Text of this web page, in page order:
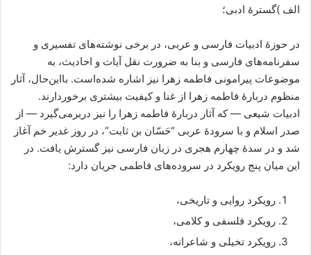
الف )گسترهٔ ادبی؛
در حوزهٔ ادبیات فارسی و عربی، در برخی نوشته‌های تفسیری و
سفرنامه‌های فارسی و بنا به ضرورت نقل آیات و احادیث، به
موضوعات پیرامونی فاطمه زهرا نیز اشاره شده‌است. بااین‌حال، آثار
منظوم دربارهٔ فاطمه زهرا از غنا و کیفیت بیشتری برخوردارند.
ادبیات شیعی — که آثار دربارهٔ فاطمه زهرا را نیز دربرمی‌گیرد — از
صدر اسلام و با سرودهٔ عربی “حَسّان بن ثابت”، در روز غدیر خم آغاز
شد و در سدهٔ چهارم هجری در زبان فارسی نیز گسترش یافت. در
این ‌میان پنج رویکرد در سروده‌های فاطمی جریان دارد:
رویکرد روایی و تاریخی،
رویکرد فلسفی و کلامی،
رویکرد تخیلی و شاعرانه،